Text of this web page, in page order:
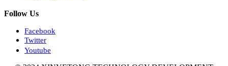
Follow Us
Facebook
Twitter
Youtube